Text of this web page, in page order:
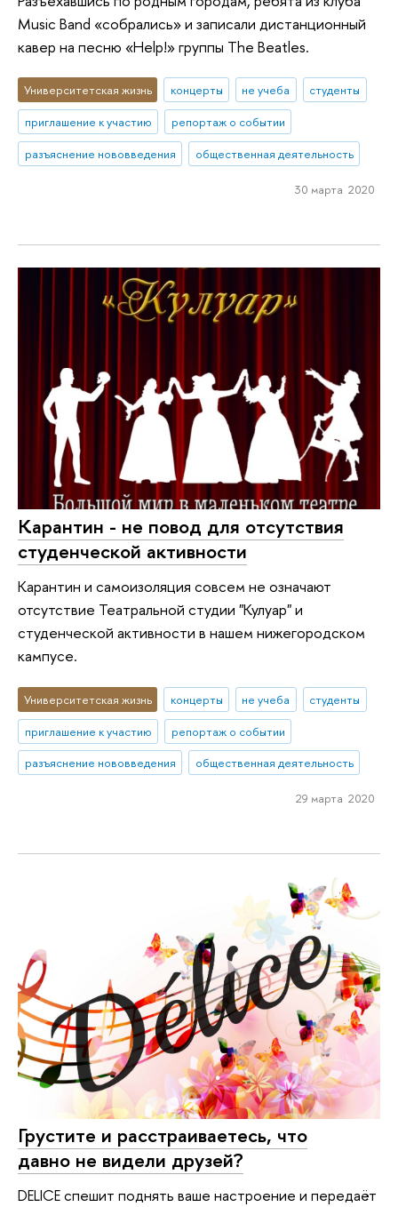
Music Band «собрались» и записали дистанционный
кавер на песню «Help!» группы The Beatles.
Университетская жизнь концерты не учеба
студенты
приглашение к участию
репортаж о событии
разъяснение нововведения
общественная деятельность
30 марта 2020
Карантин - не повод для отсутствия
студенческой активности
Карантин и самоизоляция совсем не означают
отсутствие Театральной студии "Кулуар" и
студенческой активности в нашем нижегородском
кампусе.
Университетская жизнь концерты не учеба
студенты
приглашение к участию
репортаж о событии
разъяснение нововведения
общественная деятельность
29 марта 2020
Грустите и расстраиваетесь, что
давно не видели друзей?
DELICE спешит поднять ваше настроение и передаёт